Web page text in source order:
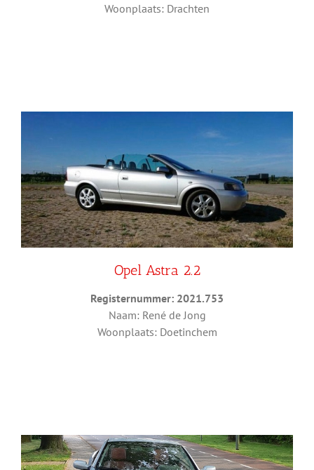
Woonplaats: Drachten
Opel Astra 2.2
Registernummer: 2021.753
Naam: René de Jong
Woonplaats: Doetinchem